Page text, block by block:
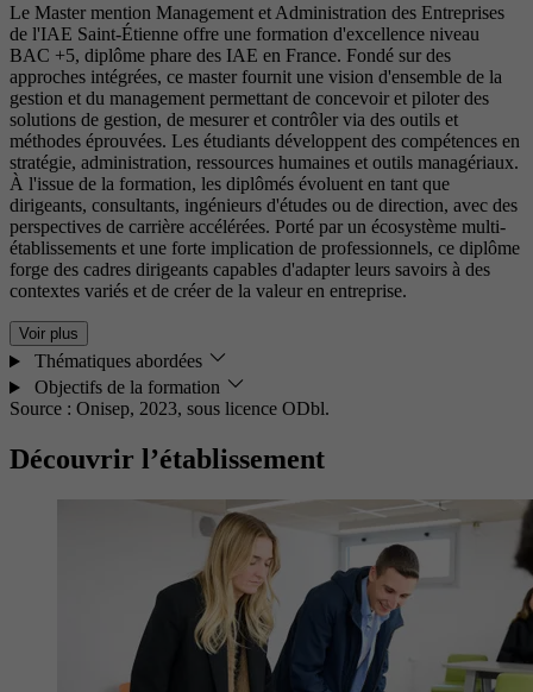
Le Master mention Management et Administration des Entreprises
de l'IAE Saint-Étienne offre une formation d'excellence niveau
BAC +5, diplôme phare des IAE en France. Fondé sur des
approches intégrées, ce master fournit une vision d'ensemble de la
gestion et du management permettant de concevoir et piloter des
solutions de gestion, de mesurer et contrôler via des outils et
méthodes éprouvées. Les étudiants développent des compétences en
stratégie, administration, ressources humaines et outils managériaux.
À l'issue de la formation, les diplômés évoluent en tant que
dirigeants, consultants, ingénieurs d'études ou de direction, avec des
perspectives de carrière accélérées. Porté par un écosystème multi-
établissements et une forte implication de professionnels, ce diplôme
forge des cadres dirigeants capables d'adapter leurs savoirs à des
contextes variés et de créer de la valeur en entreprise.
Voir plus
Thématiques abordées
Objectifs de la formation
Source : Onisep, 2023, sous licence ODbl.
Découvrir l’établissement